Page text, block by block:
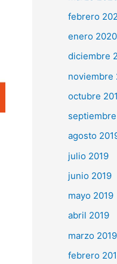
febrero
enero 2020
diciembre
noviembre
octubre
agosto
julio 2019
junio 2019
mayo 2019
abril 2019
marzo 2019
febrero